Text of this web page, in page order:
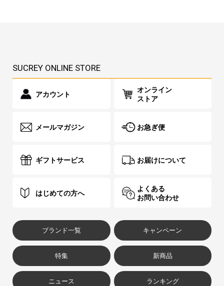
SUCREY ONLINE STORE
アカウント
オンライン
ストア
メールマガジン お急ぎ便
ギフトサービス お届けについて
はじめての方へ
よくある
お問い合わせ
ブランド一覧 キャンペーン
特集 新商品
ニュース ランキング